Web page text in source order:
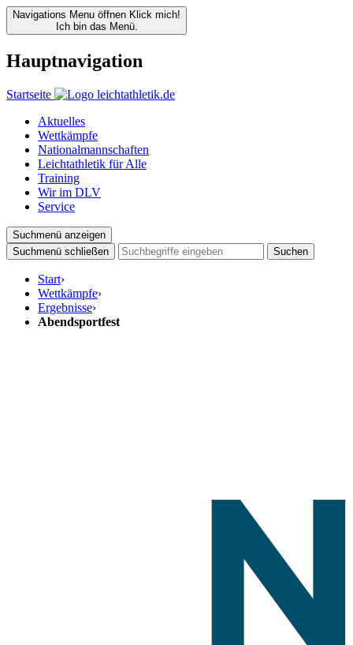
Navigations Menu öffnen Klick mich!
Ich bin das Menü.
Hauptnavigation
Startseite
Aktuelles
Wettkämpfe
Nationalmannschaften
Leichtathletik für Alle
Training
Wir im DLV
Service
Suchmenü anzeigen
Suchmenü schließen
Suchen
Start›
Wettkämpfe›
Ergebnisse›
Abendsportfest